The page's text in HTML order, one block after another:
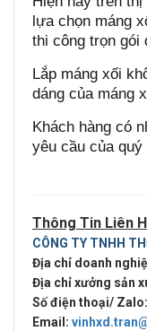
lựa chọn máng
thi công trọn gói
Lắp máng xối
dáng của máng
Khách hàng có
yêu cầu của
Thông Tin Liên
CÔNG TY TNHH
Địa chỉ doanh
Địa chỉ xưởng sản
Số điện thoại/ Zalo:
Email: